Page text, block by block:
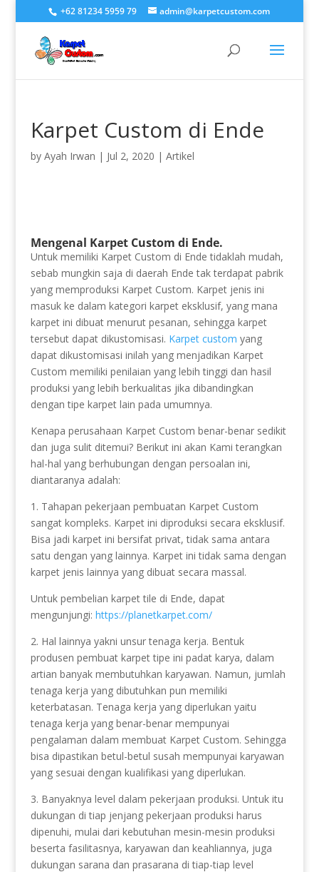
+62 81234 5959 79 admin@karpetcustom.com
Karpet Custom di Ende
by Ayah Irwan | Jul 2, 2020 | Artikel
Mengenal Karpet Custom di Ende.
Untuk memiliki Karpet Custom di Ende tidaklah mudah,
sebab mungkin saja di daerah Ende tak terdapat pabrik
yang memproduksi Karpet Custom. Karpet jenis ini
masuk ke dalam kategori karpet eksklusif, yang mana
karpet ini dibuat menurut pesanan, sehingga karpet
tersebut dapat dikustomisasi. Karpet custom yang
dapat dikustomisasi inilah yang menjadikan Karpet
Custom memiliki penilaian yang lebih tinggi dan hasil
produksi yang lebih berkualitas jika dibandingkan
dengan tipe karpet lain pada umumnya.
Kenapa perusahaan Karpet Custom benar-benar sedikit
dan juga sulit ditemui? Berikut ini akan Kami terangkan
hal-hal yang berhubungan dengan persoalan ini,
diantaranya adalah:
1. Tahapan pekerjaan pembuatan Karpet Custom
sangat kompleks. Karpet ini diproduksi secara eksklusif.
Bisa jadi karpet ini bersifat privat, tidak sama antara
satu dengan yang lainnya. Karpet ini tidak sama dengan
karpet jenis lainnya yang dibuat secara massal.
Untuk pembelian karpet tile di Ende, dapat
mengunjungi: https://planetkarpet.com/
2. Hal lainnya yakni unsur tenaga kerja. Bentuk
produsen pembuat karpet tipe ini padat karya, dalam
artian banyak membutuhkan karyawan. Namun, jumlah
tenaga kerja yang dibutuhkan pun memiliki
keterbatasan. Tenaga kerja yang diperlukan yaitu
tenaga kerja yang benar-benar mempunyai
pengalaman dalam membuat Karpet Custom. Sehingga
bisa dipastikan betul-betul susah mempunyai karyawan
yang sesuai dengan kualifikasi yang diperlukan.
3. Banyaknya level dalam pekerjaan produksi. Untuk itu
dukungan di tiap jenjang pekerjaan produksi harus
dipenuhi, mulai dari kebutuhan mesin-mesin produksi
beserta fasilitasnya, karyawan dan keahliannya, juga
dukungan sarana dan prasarana di tiap-tiap level